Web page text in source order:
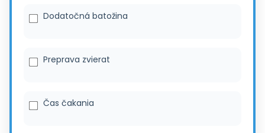
Dodatočná batožina
Preprava zvierat
Čas čakania